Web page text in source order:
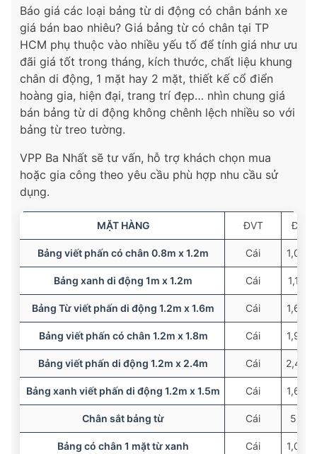
Báo giá các loại bảng từ di động có chân bánh xe
giá bán bao nhiêu? Giá bảng từ có chân tại TP
HCM phụ thuộc vào nhiều yếu tố để tính giá như ưu
đãi giá tốt trong tháng, kích thước, chất liệu khung
chân di động, 1 mặt hay 2 mặt, thiết kế cổ điển
hoàng gia, hiện đại, trang trí đẹp… nhìn chung giá
bán bảng từ di động không chênh lệch nhiều so với
bảng từ treo tường.
VPP Ba Nhất sẽ tư vấn, hỗ trợ khách chọn mua
hoặc gia công theo yêu cầu phù hợp nhu cầu sử
dụng.
MẶT HÀNG ĐVT ĐƠN
Bảng viết phấn có chân 0.8m x 1.2m Cái
Bảng xanh di động 1m x 1.2m Cái
Bảng Từ viết phấn di động 1.2m x 1.6m Cái
Bảng viết phấn có chân 1.2m x 1.8m Cái
Bảng viết phấn di động 1.2m x 2.4m Cái
Bảng xanh viết phấn di động 1.2m x 1.5m Cái
Chân sắt bảng từ Cái
Bảng có chân 1 mặt từ xanh Cái